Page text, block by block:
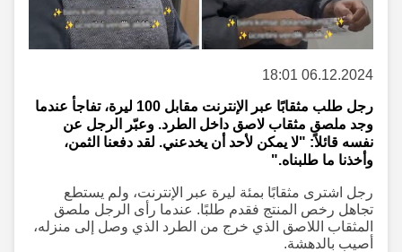
06.12.2024 18:01
رجل طلب مثقابًا عبر الإنترنت مقابل 100 ليرة، تفاجأ عندما
وجد ملصق مثقاب لاصق داخل الطرد. وعبّر الرجل عن
نفسه قائلاً: "لا يمكن لأحد أن يخدعني. لقد دفعنا الثمن،
وأخذنا ما طلبناه."
رجل اشترى مثقابًا بمئة ليرة عبر الإنترنت، ولم يستطع
تجاهل رخص المنتج فقدم طلبًا. عندما رأى الرجل ملصق
المثقاب اللاصق الذي خرج من الطرد الذي وصل إلى منزله،
أصيب بالدهشة.